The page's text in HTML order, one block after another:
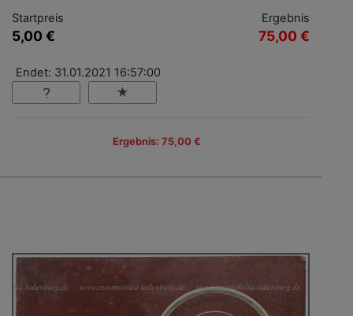
Startpreis
5,00 €
Ergebnis
75,00 €
Endet: 31.01.2021 16:57:00
Ergebnis: 75,00 €